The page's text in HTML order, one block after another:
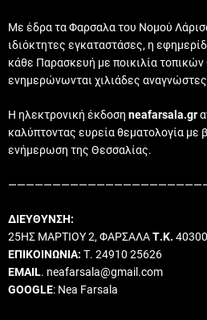
Με έδρα τα Φαρσαλα του Νομού
ιδιόκτητες εγκαταστάσες, η
κάθε Παρασκευή με ποικιλία
ενημερώνωνται χιλιάδες
Η ηλεκτρονική έκδοση neafarsala.gr
καλύπτοντας ευρεία θεματολογία με
ενήμερωση της Θεσσαλίας.
ΔΙΕΥΘΥΝΣΗ:
25ΗΣ ΜΑΡΤΙΟΥ 2, ΦΑΡΣΑΛΑΤ.Κ. 40300
ΕΠΙΚΟΙΝΩΝΙΑ: Τ. 24910 25626
EMAIL. neafarsala@gmail.com
GOOGLE: Nea Farsala